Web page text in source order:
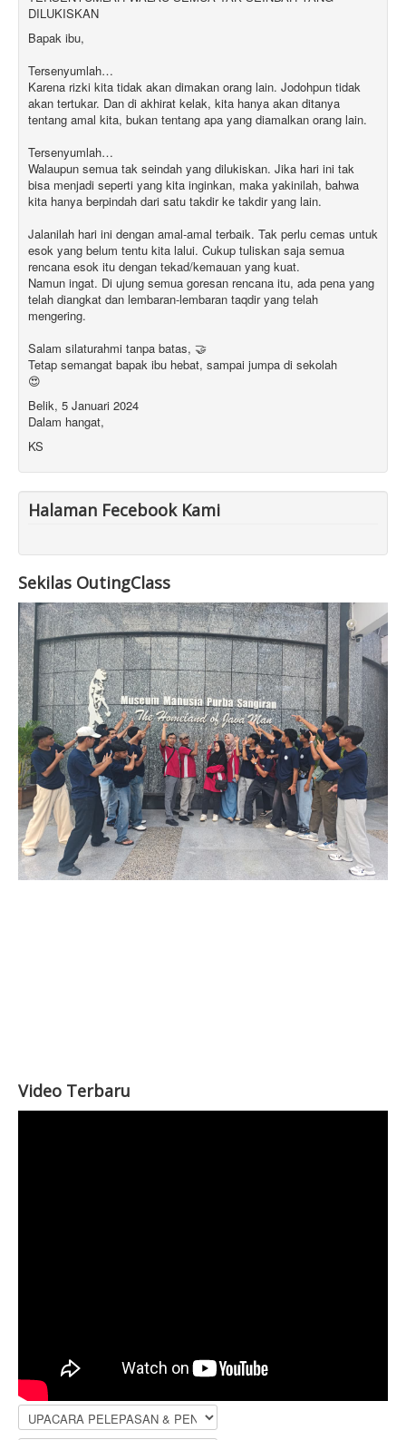
DILUKISKAN
Bapak ibu,
Tersenyumlah…
Karena rizki kita tidak akan dimakan orang lain. Jodohpun tidak
akan tertukar. Dan di akhirat kelak, kita hanya akan ditanya
tentang amal kita, bukan tentang apa yang diamalkan orang lain.
Tersenyumlah…
Walaupun semua tak seindah yang dilukiskan. Jika hari ini tak
bisa menjadi seperti yang kita inginkan, maka yakinilah, bahwa
kita hanya berpindah dari satu takdir ke takdir yang lain.
Jalanilah hari ini dengan amal-amal terbaik. Tak perlu cemas untuk
esok yang belum tentu kita lalui. Cukup tuliskan saja semua
rencana esok itu dengan tekad/kemauan yang kuat.
Namun ingat. Di ujung semua goresan rencana itu, ada pena yang
telah diangkat dan lembaran-lembaran taqdir yang telah
mengering.
Salam silaturahmi tanpa batas, 🤝
Tetap semangat bapak ibu hebat, sampai jumpa di sekolah
😍
Belik, 5 Januari 2024
Dalam hangat,
KS
Halaman Fecebook Kami
Sekilas OutingClass
Video Terbaru